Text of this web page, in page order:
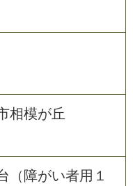
相模が丘
（障がい者用１